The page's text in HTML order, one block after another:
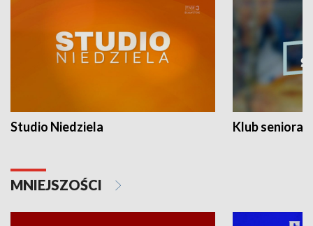
Studio Niedziela Klub seniora
MNIEJSZOŚCI